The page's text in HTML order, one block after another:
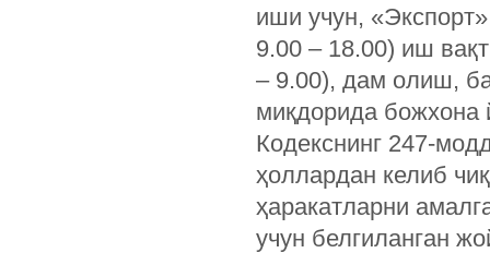
иши учун,
9.00 – 18.00) иш
– 9.00), дам олиш,
миқдорида божхона
Кодекснинг 247-
ҳоллардан келиб
ҳаракатларни
учун белгиланган